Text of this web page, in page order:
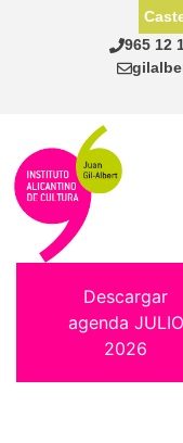
965 12
Descargar
agenda JULIO
2026